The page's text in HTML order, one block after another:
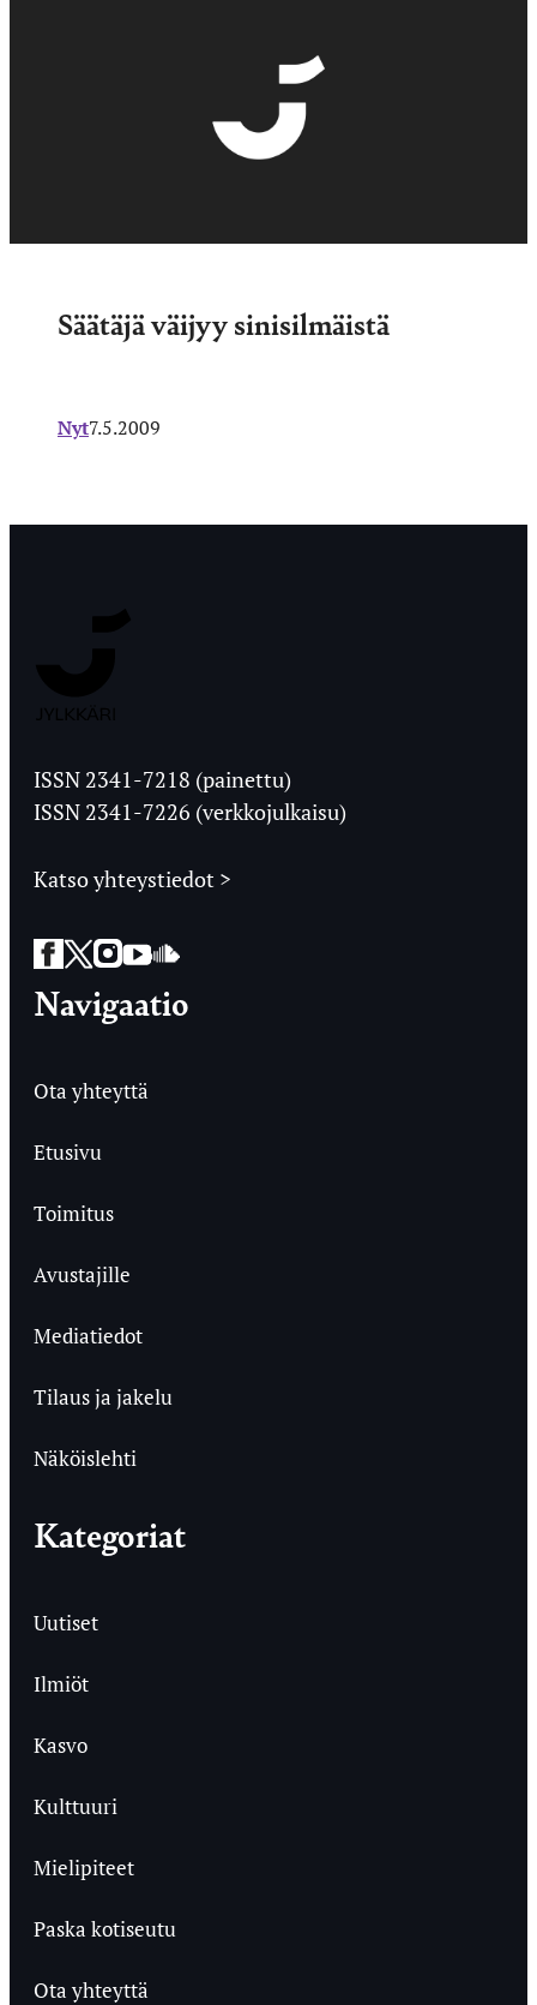
Säätäjä väijyy sinisilmäistä
Nyt7.5.2009
Ylioppilaslehti
ISSN 2341-7218 (painettu)
ISSN 2341-7226 (verkkojulkaisu)
Katso yhteystiedot >
Facebook
Twitter
Instagram
YouTube
SoundCloud
Navigaatio
Ota yhteyttä
Etusivu
Toimitus
Avustajille
Mediatiedot
Tilaus ja jakelu
Näköislehti
Kategoriat
Uutiset
Ilmiöt
Kasvo
Kulttuuri
Mielipiteet
Paska kotiseutu
Ota yhteyttä